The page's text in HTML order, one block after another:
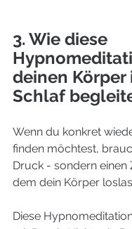
3. Wie diese
deinen Körper
Schlaf
Wenn du konkret
finden möchtest,
Druck - sondern einen
dem dein Körper
Diese